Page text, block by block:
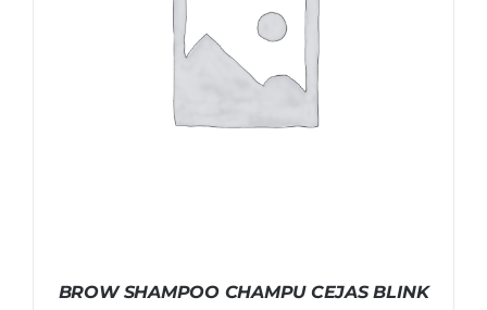
BROW SHAMPOO CHAMPU CEJAS BLINK